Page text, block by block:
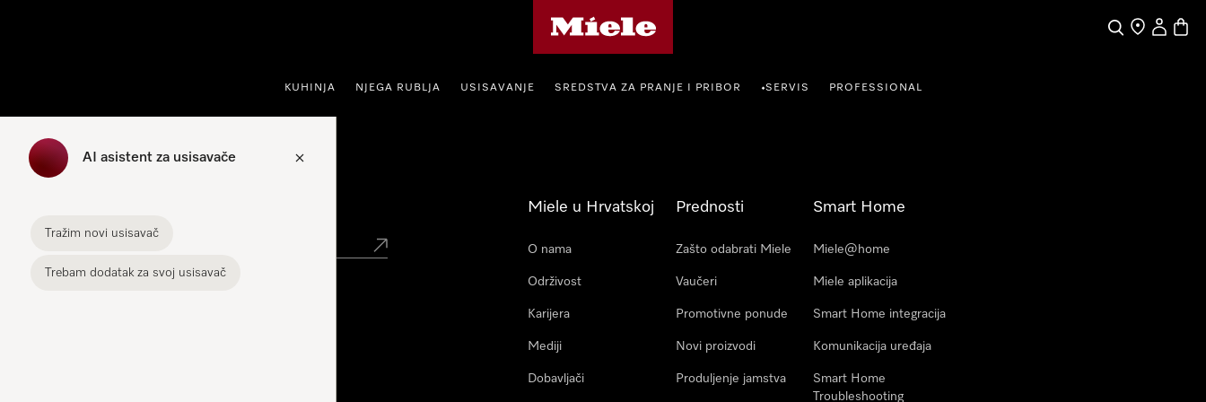
PretragaTraženjeKorisnički
KUHINJA NJEGA RUBLJA USISAVANJE SREDSTVA ZA PRANJE I PRIBOR •SERVIS PROFESSIONAL
AI asistent za usisavače
Tražim novi usisavač
Trebam dodatak za svoj usisavač
Miele u Hrvatskoj
O nama
Održivost
Karijera
Mediji
Dobavljači
Prednosti
Zašto odabrati Miele
Vaučeri
Promotivne ponude
Novi proizvodi
Produljenje jamstva
Smart Home
Miele@home
Miele aplikacija
Smart Home integracija
Komunikacija uređaja
Smart Home
Troubleshooting